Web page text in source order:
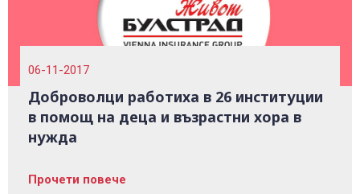
06-11-2017
Доброволци работиха в 26 институции
в помощ на деца и възрастни хора в
нужда
Прочети повече